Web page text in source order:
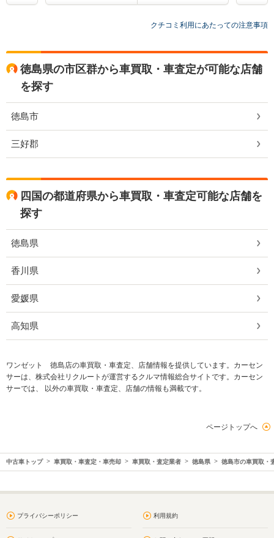
クチコミ利用にあたっての注意事項
徳島県の市区群から車買取・車査定が可能な店舗
を探す
徳島市
三好郡
四国の都道府県から車買取・車査定可能な店舗を
探す
徳島県
香川県
愛媛県
高知県
ワンゼット 徳島店の車買取・車査定、店舗情報を提供しています。カーセン
サーは、株式会社リクルートが運営するクルマ情報総合サイトです。カーセン
サーでは、 以外の車買取・車査定、店舗の情報も満載です。
ページトップへ
中古車トップ 車買取・車査定・車売却 車買取・査定業者 徳島県 徳島市の車買取・
プライバシーポリシー 利用規約